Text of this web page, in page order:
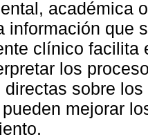
académica
información que
clínico facilita
los
directas sobre
mejorar